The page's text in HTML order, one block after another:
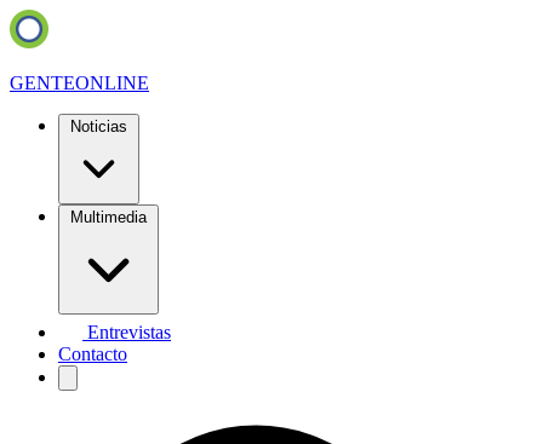
GENTEONLINE
Noticias
Multimedia
Entrevistas
Contacto